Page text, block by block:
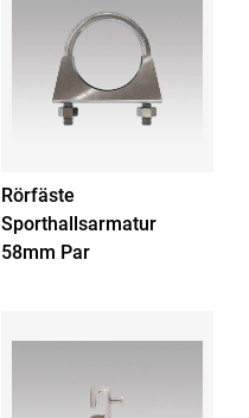
Rörfäste
Sporthallsarmatur
58mm Par